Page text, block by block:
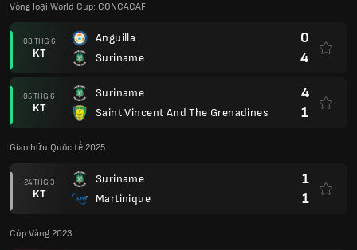
Vòng loại World Cup: CONCACAF
08 THG 6
KT
Anguilla
Suriname
0
4
05 THG 6
KT
Suriname
Saint Vincent And The Grenadines
4
1
Giao hữu Quốc tế 2025
24 THG 3
KT
Suriname
Martinique
1
1
Cúp Vàng 2023